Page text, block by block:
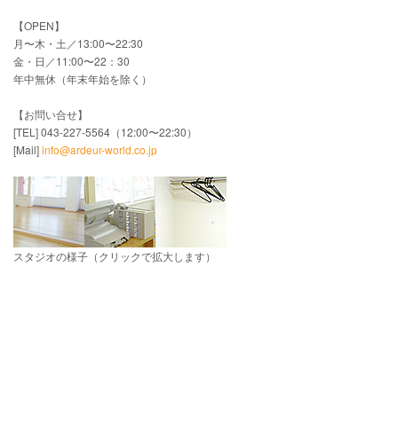
【OPEN】
月〜木・土／13:00〜22:30
金・日／11:00〜22：30
年中無休（年末年始を除く）
【お問い合せ】
[TEL] 043-227-5564（12:00〜22:30）
[Mail]info@ardeur-world.co.jp
スタジオの様子（クリックで拡大します）